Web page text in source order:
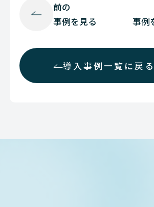
前の
事例を見る
導入事例一覧に戻る
事例